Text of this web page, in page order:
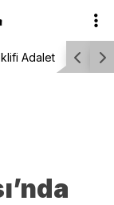
İYİ
başına